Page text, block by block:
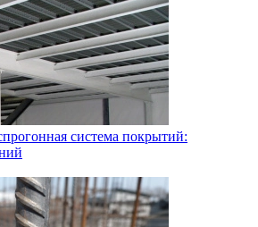
система покрытий: